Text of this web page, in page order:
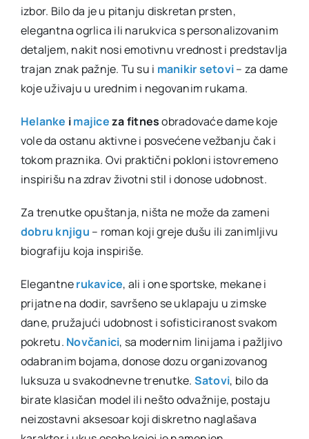
izbor. Bilo da je u pitanju diskretan prsten,
elegantna ogrlica ili narukvica s personalizovanim
detaljem, nakit nosi emotivnu vrednost i predstavlja
trajan znak pažnje. Tu su i manikir setovi– za dame
koje uživaju u urednim i negovanim rukama.
Helanke imajiceza fitnesobradovaće dame koje
vole da ostanu aktivne i posvećene vežbanju čak i
tokom praznika. Ovi praktični pokloni istovremeno
inspirišu na zdrav životni stil i donose udobnost.
Za trenutke opuštanja, ništa ne može da zameni
dobru knjigu – roman koji greje dušu ili zanimljivu
biografiju koja inspiriše.
Elegantnerukavice, ali i one sportske, mekane i
prijatne na dodir, savršeno se uklapaju u zimske
dane, pružajući udobnost i sofisticiranost svakom
pokretu. Novčanici, sa modernim linijama i pažljivo
odabranim bojama, donose dozu organizovanog
luksuza u svakodnevne trenutke. Satovi, bilo da
birate klasičan model ili nešto odvažnije, postaju
neizostavni aksesoar koji diskretno naglašava